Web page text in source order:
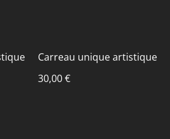
Carreau unique artistique
30,00 €